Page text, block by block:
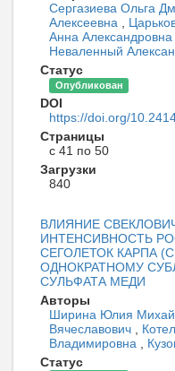
Сергазиева Ольга
Алексеевна
Анна Александровна
Неваленный
Статус
Опубликован
DOI
https://doi.org/
Страницы
с 41 по 50
Загрузки
840
ВЛИЯНИЕ
ИНТЕНСИВНОСТЬ
СЕГОЛЕТОК КАРПА
ОДНОКРАТНОМУ
СУЛЬФАТА МЕДИ
Авторы
Ширина Юлия
Вячеславович
Владимировна
Статус